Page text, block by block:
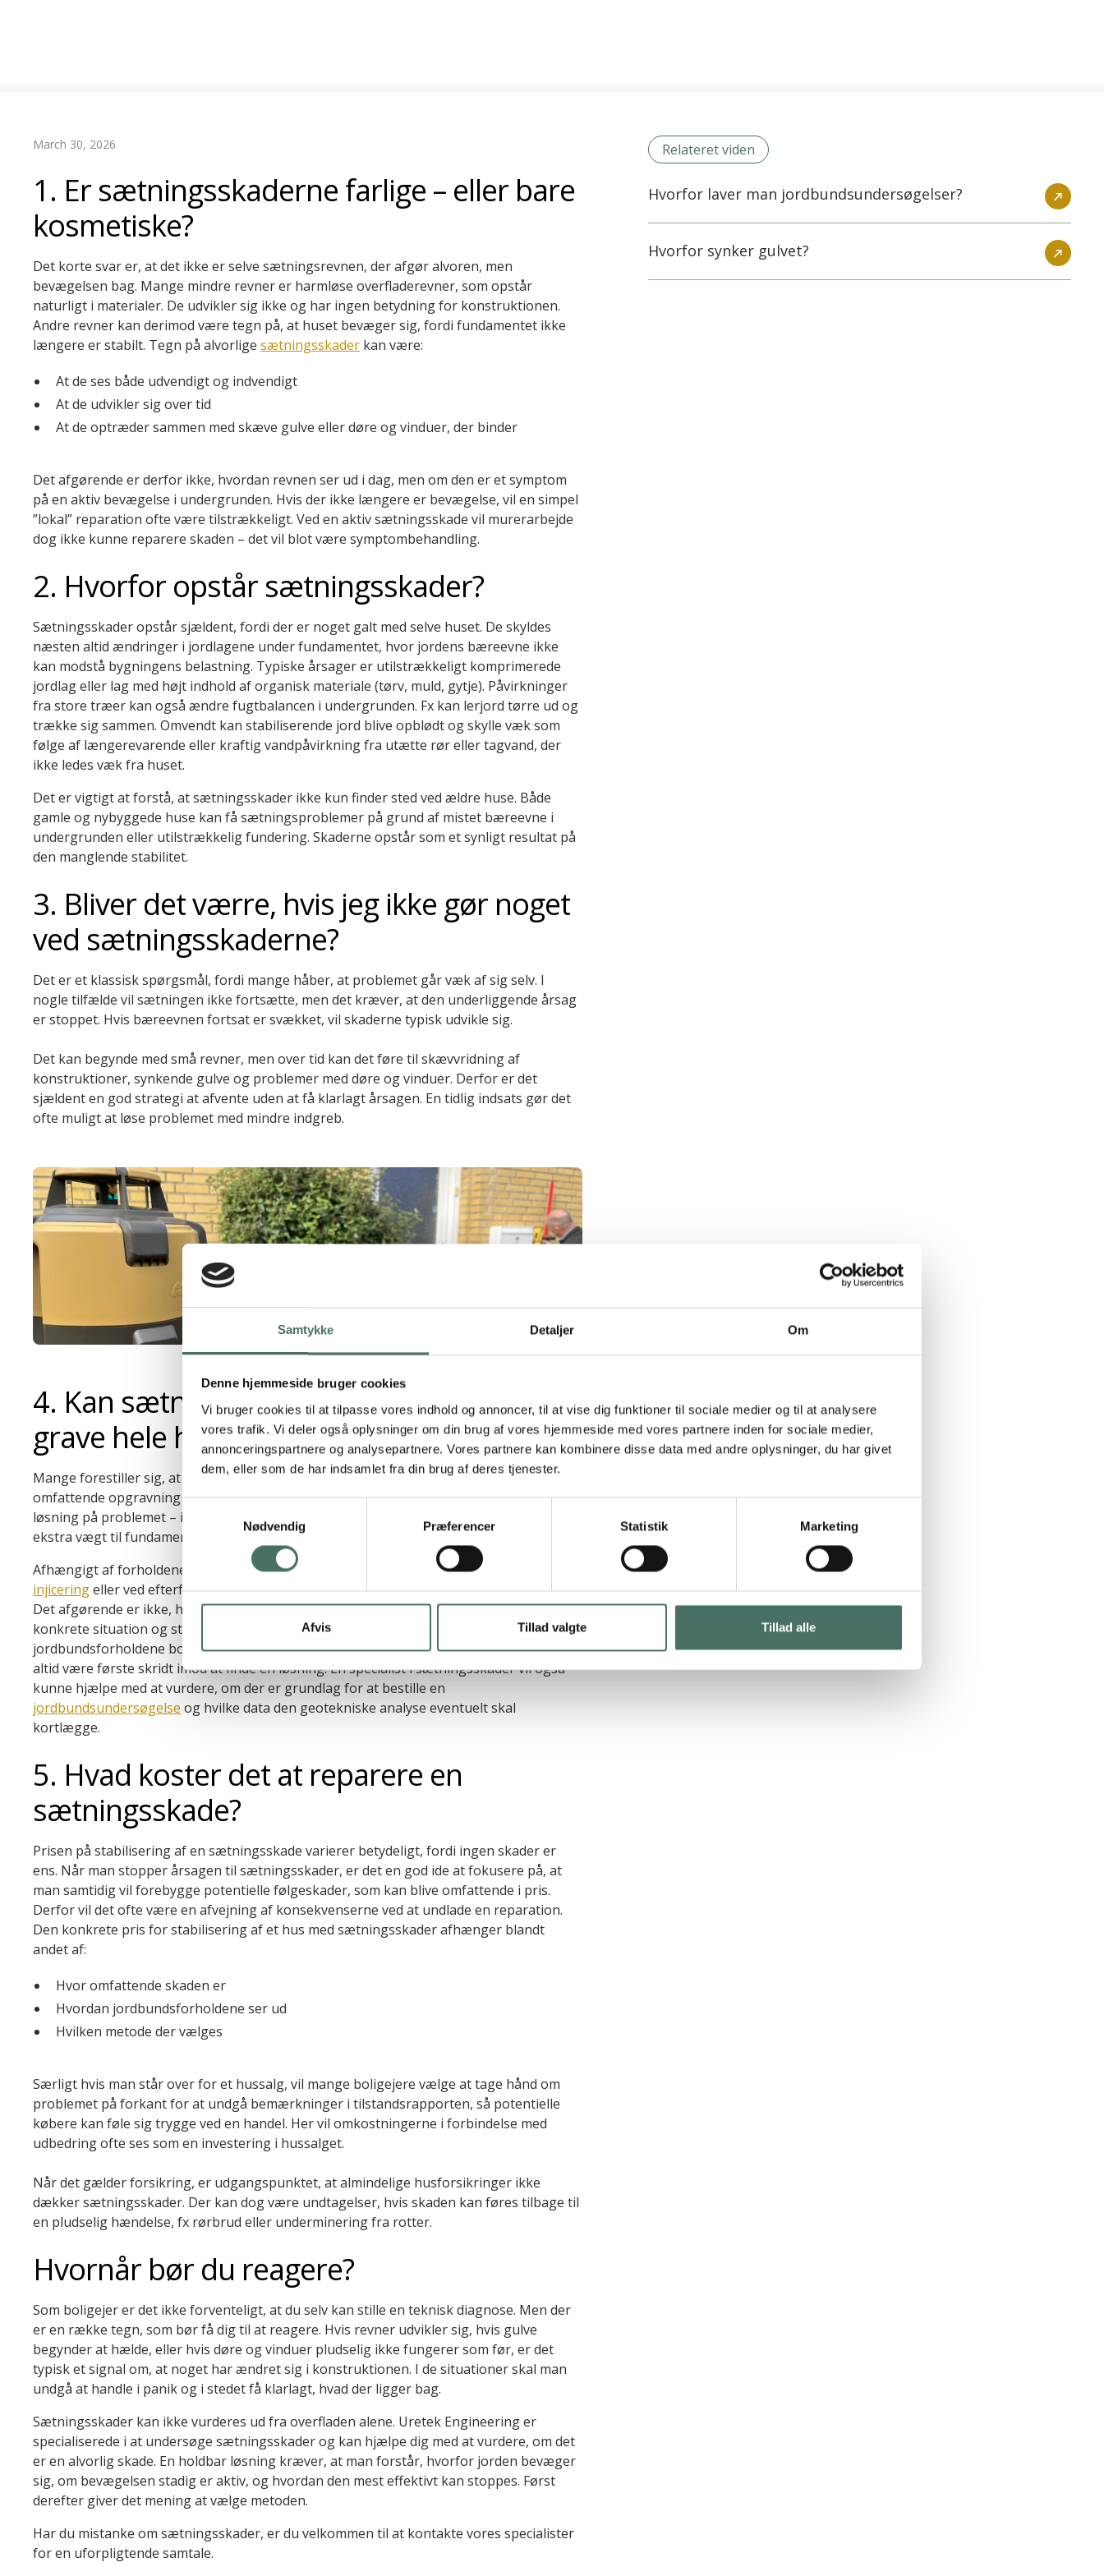
Samtykke Detaljer Om
Denne hjemmeside bruger cookies
Vi bruger cookies til at tilpasse vores indhold og annoncer, til at vise dig funktioner til sociale medier og til at analysere
vores trafik. Vi deler også oplysninger om din brug af vores hjemmeside med vores partnere inden for sociale medier,
annonceringspartnere og analysepartnere. Vores partnere kan kombinere disse data med andre oplysninger, du har givet
dem, eller som de har indsamlet fra din brug af deres tjenester.
Nødvendig
Præferencer Statistik Marketing
Afvis Tillad valgte Tillad alle
March 30, 2026
1. Er sætningsskaderne farlige – eller bare
kosmetiske?
Det korte svar er, at det ikke er selve sætningsrevnen, der afgør alvoren, men
bevægelsen bag. Mange mindre revner er harmløse overfladerevner, som opstår
naturligt i materialer. De udvikler sig ikke og har ingen betydning for konstruktionen.
Andre revner kan derimod være tegn på, at huset bevæger sig, fordi fundamentet ikke
længere er stabilt. Tegn på alvorligesætningsskader kan være:
At de ses både udvendigt og indvendigt
At de udvikler sig over tid
At de optræder sammen med skæve gulve eller døre og vinduer, der binder
Det afgørende er derfor ikke, hvordan revnen ser ud i dag, men om den er et symptom
på en aktiv bevægelse i undergrunden. Hvis der ikke længere er bevægelse, vil en simpel
”lokal” reparation ofte være tilstrækkeligt. Ved en aktiv sætningsskade vil murerarbejde
dog ikke kunne reparere skaden – det vil blot være symptombehandling.
2. Hvorfor opstår sætningsskader?
Sætningsskader opstår sjældent, fordi der er noget galt med selve huset. De skyldes
næsten altid ændringer i jordlagene under fundamentet, hvor jordens bæreevne ikke
kan modstå bygningens belastning. Typiske årsager er utilstrækkeligt komprimerede
jordlag eller lag med højt indhold af organisk materiale (tørv, muld, gytje). Påvirkninger
fra store træer kan også ændre fugtbalancen i undergrunden. Fx kan lerjord tørre ud og
trække sig sammen. Omvendt kan stabiliserende jord blive opblødt og skylle væk som
følge af længerevarende eller kraftig vandpåvirkning fra utætte rør eller tagvand, der
ikke ledes væk fra huset.
Det er vigtigt at forstå, at sætningsskader ikke kun finder sted ved ældre huse. Både
gamle og nybyggede huse kan få sætningsproblemer på grund af mistet bæreevne i
undergrunden eller utilstrækkelig fundering. Skaderne opstår som et synligt resultat på
den manglende stabilitet.
3. Bliver det værre, hvis jeg ikke gør noget
ved sætningsskaderne?
Det er et klassisk spørgsmål, fordi mange håber, at problemet går væk af sig selv. I
nogle tilfælde vil sætningen ikke fortsætte, men det kræver, at den underliggende årsag
er stoppet. Hvis bæreevnen fortsat er svækket, vil skaderne typisk udvikle sig.
Det kan begynde med små revner, men over tid kan det føre til skævvridning af
konstruktioner, synkende gulve og problemer med døre og vinduer. Derfor er det
sjældent en god strategi at afvente uden at få klarlagt årsagen. En tidlig indsats gør det
ofte muligt at løse problemet med mindre indgreb.
4. Kan sætningsskaderne stoppes uden at
grave hele huset op?
Mange forestiller sig, at sætningsskader kun kan stoppes med metoder, der kræver
omfattende opgravning og betonarbejder. Men understøbning er langt fra den eneste
løsning på problemet – i nogle tilfælde kan det endda forværre problemet at tilføre
ekstra vægt til fundamentet.
Afhængigt af forholdene kan stabilisering ske ved
opgravningsfri, jordforstærkende
injiceringeller ved efterfundering medskruepæle, som kræver begrænset opgravning.
Det afgørende er ikke, hvilken metode der vælges, men at løsningen tilpasses den
konkrete situation og stopper den underliggende årsag. Her er indsigt i
jordbundsforholdene boligejerens bedste ven – og en geoteknisk analyse bør derfor
altid være første skridt imod at finde en løsning. En specialist i sætningsskader vil også
kunne hjælpe med at vurdere, om der er grundlag for at bestille en
jordbundsundersøgelse og hvilke data den geotekniske analyse eventuelt skal
kortlægge.
5. Hvad koster det at reparere en
sætningsskade?
Prisen på stabilisering af en sætningsskade varierer betydeligt, fordi ingen skader er
ens. Når man stopper årsagen til sætningsskader, er det en god ide at fokusere på, at
man samtidig vil forebygge potentielle følgeskader, som kan blive omfattende i pris.
Derfor vil det ofte være en afvejning af konsekvenserne ved at undlade en reparation.
Den konkrete pris for stabilisering af et hus med sætningsskader afhænger blandt
andet af:
Hvor omfattende skaden er
Hvordan jordbundsforholdene ser ud
Hvilken metode der vælges
Særligt hvis man står over for et hussalg, vil mange boligejere vælge at tage hånd om
problemet på forkant for at undgå bemærkninger i tilstandsrapporten, så potentielle
købere kan føle sig trygge ved en handel. Her vil omkostningerne i forbindelse med
udbedring ofte ses som en investering i hussalget.
Når det gælder forsikring, er udgangspunktet, at almindelige husforsikringer ikke
dækker sætningsskader. Der kan dog være undtagelser, hvis skaden kan føres tilbage til
en pludselig hændelse, fx rørbrud eller underminering fra rotter.
Hvornår bør du reagere?
Som boligejer er det ikke forventeligt, at du selv kan stille en teknisk diagnose. Men der
er en række tegn, som bør få dig til at reagere. Hvis revner udvikler sig, hvis gulve
begynder at hælde, eller hvis døre og vinduer pludselig ikke fungerer som før, er det
typisk et signal om, at noget har ændret sig i konstruktionen. I de situationer skal man
undgå at handle i panik og i stedet få klarlagt, hvad der ligger bag.
Sætningsskader kan ikke vurderes ud fra overfladen alene. Uretek Engineering er
specialiserede i at undersøge sætningsskader og kan hjælpe dig med at vurdere, om det
er en alvorlig skade. En holdbar løsning kræver, at man forstår, hvorfor jorden bevæger
sig, om bevægelsen stadig er aktiv, og hvordan den mest effektivt kan stoppes. Først
derefter giver det mening at vælge metoden.
Har du mistanke om sætningsskader, er du velkommen til at kontakte vores specialister
for en uforpligtende samtale.
Relateret viden
Hvorfor laver man jordbundsundersøgelser?
Hvorfor synker gulvet?